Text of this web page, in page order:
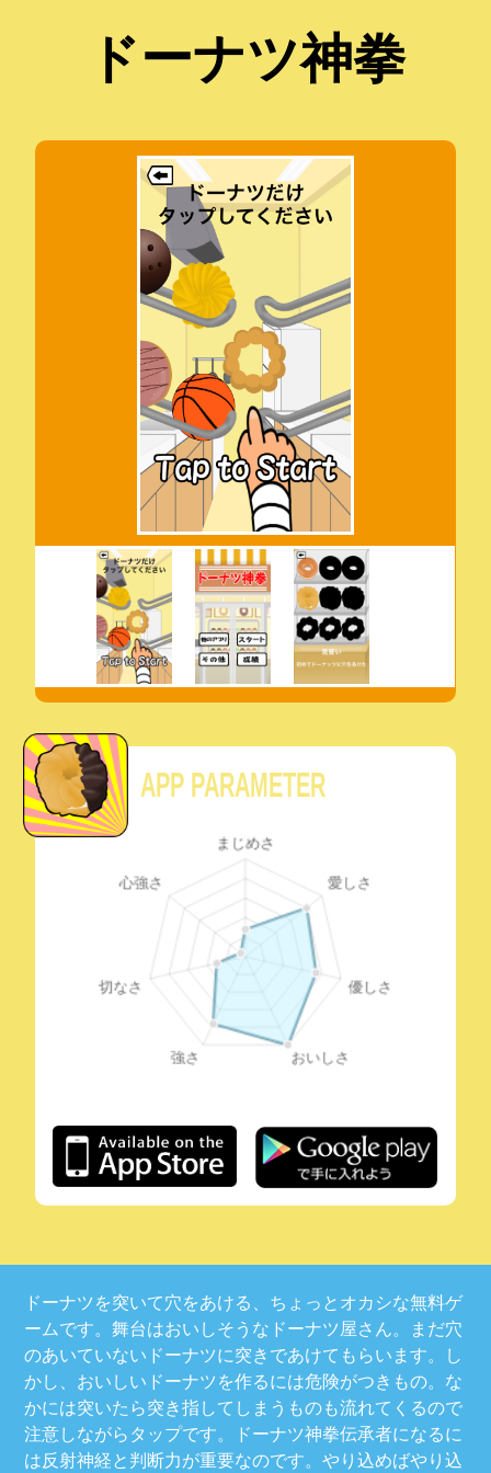
ドーナツ神拳
APP PARAMETER
ドーナツを突いて穴をあける、ちょっとオカシな無料ゲ
ームです。舞台はおいしそうなドーナツ屋さん。まだ穴
のあいていないドーナツに突きであけてもらいます。し
かし、おいしいドーナツを作るには危険がつきもの。な
かには突いたら突き指してしまうものも流れてくるので
注意しながらタップです。ドーナツ神拳伝承者になるに
は反射神経と判断力が重要なのです。やり込めばやり込